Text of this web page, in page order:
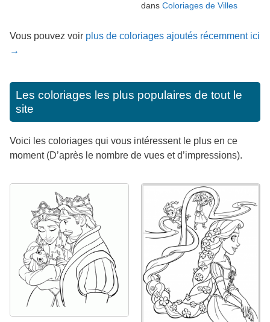
dans Coloriages de Villes
Vous pouvez voir plus de coloriages ajoutés récemment ici
→
Les coloriages les plus populaires de tout le
site
Voici les coloriages qui vous intéressent le plus en ce
moment (D’après le nombre de vues et d’impressions).